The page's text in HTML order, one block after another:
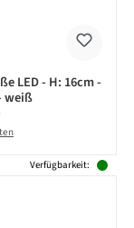
LED - H: 16cm -
weiß
Verfügbarkeit: